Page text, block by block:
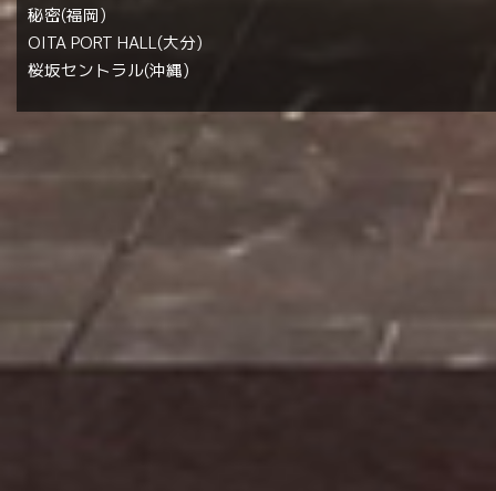
秘密(福岡)
OITA PORT HALL(大分)
桜坂セントラル(沖縄)